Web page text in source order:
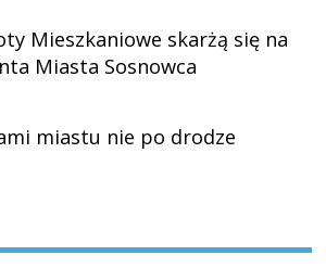
Mieszkaniowe skarżą się na
Miasta Sosnowca
miastu nie po drodze